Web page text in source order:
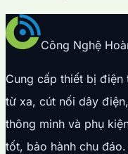
Công Nghệ
Cung cấp thiết bị
từ xa, cút nối dây
thông minh và phụ
tốt, bảo hành chu đáo.